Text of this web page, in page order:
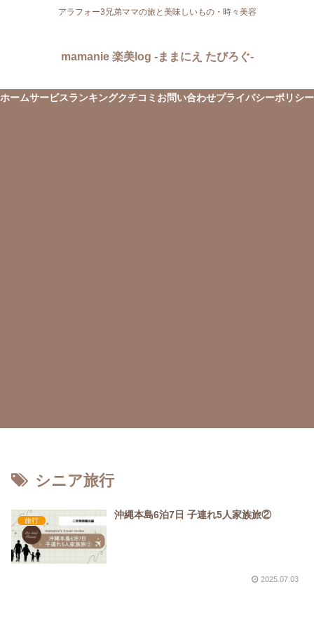
アラフォー3兄弟ママの旅と美味しいもの・時々美容
mamanie 楽美log -ままにえ たびろぐ-
ホームサービスランキングクチコミ お問い合わせプライバシーポリシー
シニア旅行
旅行
沖縄本島6泊7日 子連れ5人家族旅②
2025.07.03